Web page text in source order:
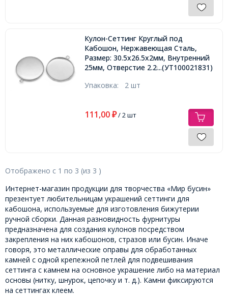
Кулон-Сеттинг Круглый под
Кабошон, Нержавеющая Сталь,
Размер: 30.5x26.5x2мм, Внутренний
25мм, Отверстие 2.2мм,...(УТ100021831)
Упаковка: 2 шт
111,00 ₽/ 2 шт
Отображено с 1 по 3 (из 3 )
Интернет-магазин продукции для творчества «Мир бусин»
презентует любительницам украшений сеттинги для
кабошона, используемые для изготовления бижутерии
ручной сборки. Данная разновидность фурнитуры
предназначена для создания кулонов посредством
закрепления на них кабошонов, стразов или бусин. Иначе
говоря, это металлические оправы для обработанных
камней с одной крепежной петлей для подвешивания
сеттинга с камнем на основное украшение либо на материал
основы (нитку, шнурок, цепочку и т. д.). Камни фиксируются
на сеттингах клеем.